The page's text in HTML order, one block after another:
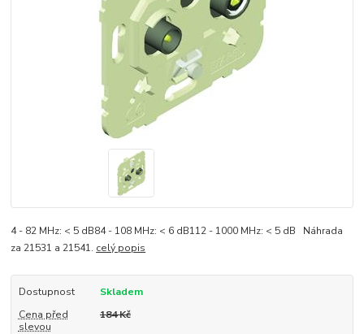
4 - 82 MHz: < 5 dB84 - 108 MHz: < 6 dB112 - 1000 MHz: < 5 dB Náhrada
za 21531 a 21541. celý popis
Dostupnost
Skladem
Cena před
slevou
184 Kč